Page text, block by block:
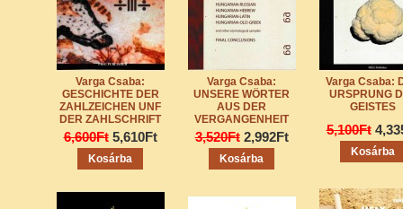
Varga Csaba:
GESCHICHTE DER
ZAHLZEICHEN UNF
DER ZAHLSCHRIFT
6,600Ft 5,610Ft
Varga Csaba:
UNSERE WÖRTER
AUS DER
VERGANGENHEIT
3,520Ft 2,992Ft
Varga Csaba:
URSPRUNG
GEISTES
5,100Ft